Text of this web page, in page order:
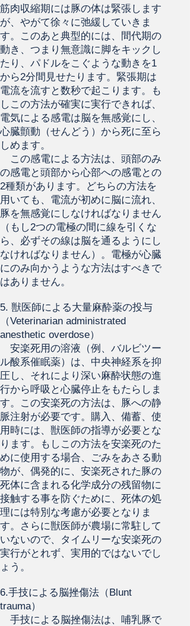
筋肉収縮期には豚の体は緊張します
が、やがて徐々に弛緩していきま
す。このあと典型的には、間代期の
動き、つまり無意識に脚をキックし
たり、パドルをこぐような動きを1
から2分間見せたります。緊張期は
電流を流すと数秒で起こります。も
しこの方法が確実に実行できれば、
電気による感電は脳を無感覚にし、
心臓顫動（せんどう）から死に至ら
しめます。
この感電による方法は、頭部のみ
の感電と頭部から心部への感電との
2種類があります。どちらの方法を
用いても、電流が初めに脳に流れ、
豚を無感覚にしなければなりません
（もし2つの電極の間に線を引くな
ら、必ずその線は脳を通るようにし
なければなりません）。電極が心臓
にのみ向かうような方法はすべきで
はありません。
5. 獣医師による大量麻酔薬の投与
（Veterinarian administrated
anesthetic overdose）
安楽死用の溶液（例、バルビツー
ル酸系催眠薬）は、中央神経系を抑
圧し、それにより深い麻酔状態の進
行から呼吸と心臓停止をもたらしま
す。この安楽死の方法は、豚への静
脈注射が必要です。購入、備蓄、使
用時には、獣医師の指導が必要とな
ります。もしこの方法を安楽死のた
めに使用する場合、ごみをあさる動
物が、偶発的に、安楽死された豚の
死体に含まれる化学成分の残留物に
接触する事を防ぐために、死体の処
理には特別な考慮が必要となりま
す。さらに獣医師が農場に常駐して
いないので、タイムリーな安楽死の
実行がとれず、実用的ではないでし
ょう。
6.手技による脳挫傷法（Blunt
trauma）
手技による脳挫傷法は、哺乳豚で